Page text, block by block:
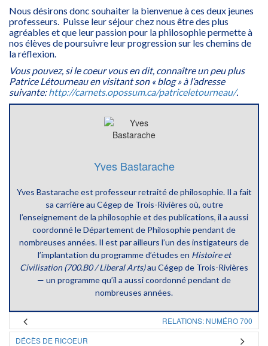
Nous désirons donc souhaiter la bienvenue à ces deux jeunes
professeurs. Puisse leur séjour chez nous être des plus
agréables et que leur passion pour la philosophie permette à
nos élèves de poursuivre leur progression sur les chemins de
la réflexion.
Vous pouvez, si le coeur vous en dit, connaître un peu plus
Patrice Létourneau en visitant son « blog » à l’adresse
suivante:http://carnets.opossum.ca/patriceletourneau/.
Yves Bastarache
Yves Bastarache est professeur retraité de philosophie. Il a fait
sa carrière au Cégep de Trois-Rivières où, outre
l’enseignement de la philosophie et des publications, il a aussi
coordonné le Département de Philosophie pendant de
nombreuses années. Il est par ailleurs l’un des instigateurs de
l’implantation du programme d’études en Histoire et
Civilisation (700.B0 / Liberal Arts)au Cégep de Trois-Rivières
— un programme qu’il a aussi coordonné pendant de
nombreuses années.
RELATIONS: NUMÉRO 700
DÉCÈS DE RICOEUR